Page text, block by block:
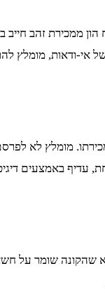
אי-ודאות, מומלץ
מומלץ לא
באמצעים
שהקונה שומר על